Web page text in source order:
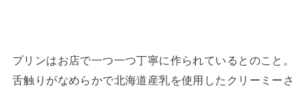
プリンはお店で一つ一つ丁寧に作られているとのこと。
舌触りがなめらかで北海道産乳を使用したクリーミーさ